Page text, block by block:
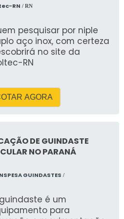
ENTULHO EM
de Remoção de
e remoção de entulho
Em seguida, a
no local e, após o
dos resíduos.
e condições de
RN / RN
pesquisar por niple
aço inox, com certeza
no site da
RN
AGORA
DE GUINDASTE
NO PARANÁ
GUINDASTES /
é um
para